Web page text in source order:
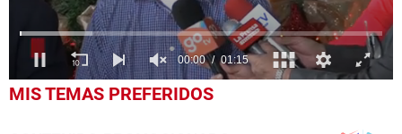
0
seconds
MIS TEMAS PREFERIDOS